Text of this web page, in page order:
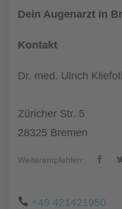
Dein Augenarzt in
Kontakt
Dr. med. Ulrich
Züricher Str. 5
28325 Bremen
Weiterempfehlen:
+49 421421950